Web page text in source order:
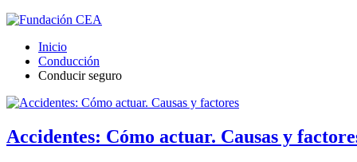
Inicio
Conducción
Conducir seguro
Accidentes: Cómo actuar. Causas y